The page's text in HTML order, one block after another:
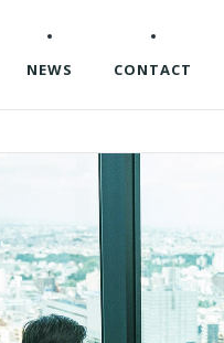
NEWS CONTACT
企業情報